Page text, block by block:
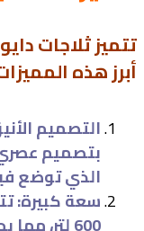
تتميز ثلاجات
أبرز هذه
التصميم
بتصميم
الذي توضع
سعة كبيرة:
600 لتر،